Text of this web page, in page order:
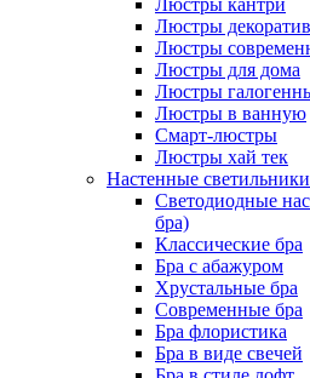
Люстры кантри
Люстры
Люстры
Люстры для дома
Люстры
Люстры в ванную
Смарт-люстры
Люстры хай тек
Настенные
Светодиодные
бра)
Классические бра
Бра с абажуром
Хрустальные бра
Современные бра
Бра флористика
Бра в виде свечей